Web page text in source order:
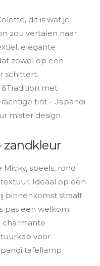
dit is wat je
zou vertalen naar
elegante
zowel op een
schittert.
zandkleur
speels, rond
Ideaal op een
binnenkomst straalt
pas een welkom.